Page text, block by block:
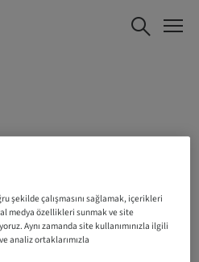
şekilde çalışmasını sağlamak, içerikleri
medya özellikleri sunmak ve site
Aynı zamanda site kullanımınızla ilgili
analiz ortaklarımızla